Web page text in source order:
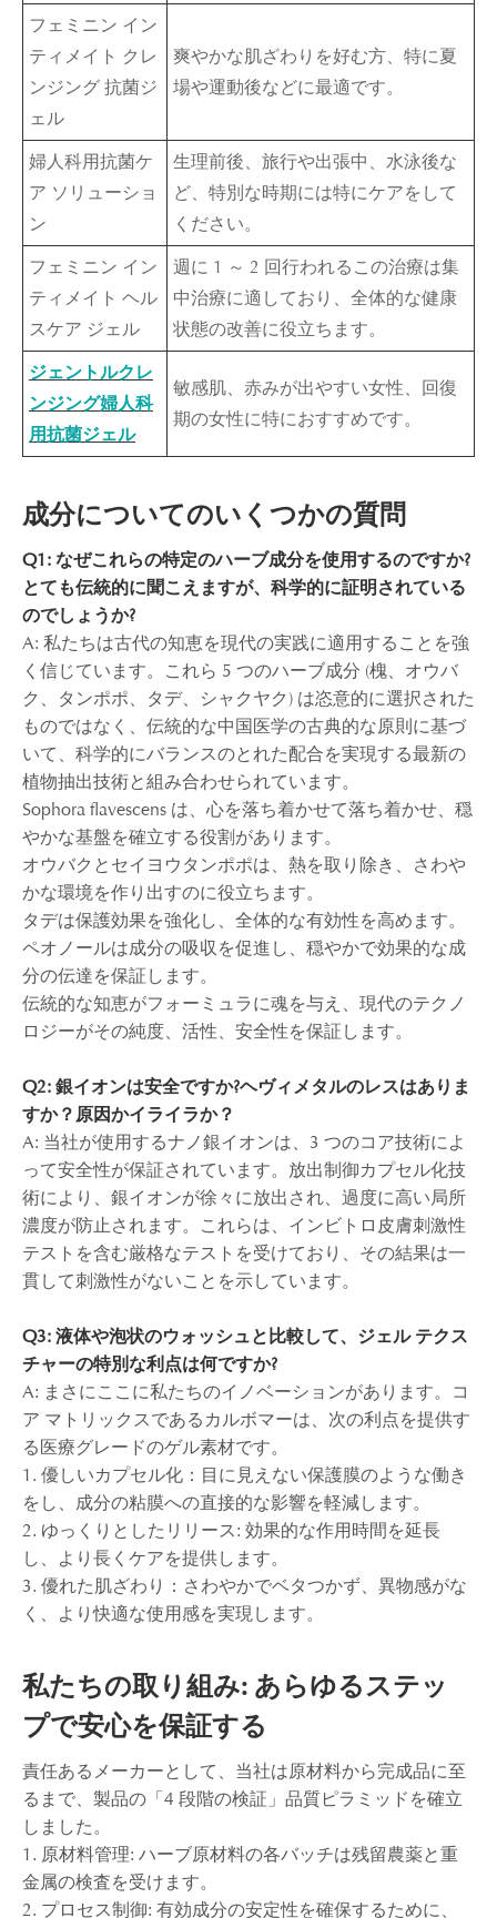
フェミニン イン
ティメイト クレ
ンジング 抗菌ジ
ェル
爽やかな肌ざわりを好む方、特に夏
場や運動後などに最適です。
婦人科用抗菌ケ
ア ソリューショ
ン
生理前後、旅行や出張中、水泳後な
ど、特別な時期には特にケアをして
ください。
フェミニン イン
ティメイト ヘル
スケア ジェル
週に 1 ～ 2 回行われるこの治療は集
中治療に適しており、全体的な健康
状態の改善に役立ちます。
ジェントルクレ
ンジング婦人科
用抗菌ジェル
敏感肌、赤みが出やすい女性、回復
期の女性に特におすすめです。
成分についてのいくつかの質問
Q1: なぜこれらの特定のハーブ成分を使用するのですか?
とても伝統的に聞こえますが、科学的に証明されている
のでしょうか?
A: 私たちは古代の知恵を現代の実践に適用することを強
く信じています。これら 5 つのハーブ成分 (槐、オウバ
ク、タンポポ、タデ、シャクヤク) は恣意的に選択された
ものではなく、伝統的な中国医学の古典的な原則に基づ
いて、科学的にバランスのとれた配合を実現する最新の
植物抽出技術と組み合わせられています。
Sophora flavescens は、心を落ち着かせて落ち着かせ、穏
やかな基盤を確立する役割があります。
オウバクとセイヨウタンポポは、熱を取り除き、さわや
かな環境を作り出すのに役立ちます。
タデは保護効果を強化し、全体的な有効性を高めます。
ペオノールは成分の吸収を促進し、穏やかで効果的な成
分の伝達を保証します。
伝統的な知恵がフォーミュラに魂を与え、現代のテクノ
ロジーがその純度、活性、安全性を保証します。
Q2: 銀イオンは安全ですか?ヘヴィメタルのレスはありま
すか？ 原因かイライラか？
A: 当社が使用するナノ銀イオンは、3 つのコア技術によ
って安全性が保証されています。放出制御カプセル化技
術により、銀イオンが徐々に放出され、過度に高い局所
濃度が防止されます。これらは、インビトロ皮膚刺激性
テストを含む厳格なテストを受けており、その結果は一
貫して刺激性がないことを示しています。
Q3: 液体や泡状のウォッシュと比較して、ジェル テクス
チャーの特別な利点は何ですか?
A: まさにここに私たちのイノベーションがあります。コ
ア マトリックスであるカルボマーは、次の利点を提供す
る医療グレードのゲル素材です。
1. 優しいカプセル化：目に見えない保護膜のような働き
をし、成分の粘膜への直接的な影響を軽減します。
2. ゆっくりとしたリリース: 効果的な作用時間を延長
し、より長くケアを提供します。
3. 優れた肌ざわり：さわやかでベタつかず、異物感がな
く、より快適な使用感を実現します。
私たちの取り組み: あらゆるステッ
プで安心を保証する
責任あるメーカーとして、当社は原材料から完成品に至
るまで、製品の「4 段階の検証」品質ピラミッドを確立
しました。
1. 原材料管理: ハーブ原材料の各バッチは残留農薬と重
金属の検査を受けます。
2. プロセス制御: 有効成分の安定性を確保するために、